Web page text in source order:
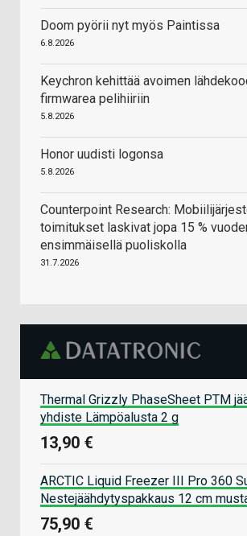
Doom pyörii nyt myös Paintissa
6.8.2026
Keychron kehittää avoimen
firmwarea pelihiiriin
5.8.2026
Honor uudisti logonsa
5.8.2026
Counterpoint Research:
toimitukset laskivat jopa 15 %
ensimmäisellä puoliskolla
31.7.2026
Thermal Grizzly PhaseSheet PTM
yhdiste Lämpöalusta 2 g
13,90 €
ARCTIC Liquid Freezer III Pro 360
Nestejäähdytyspakkaus 12 cm
75,90 €